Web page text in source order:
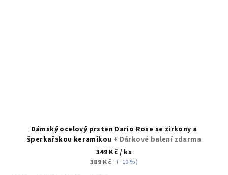
Dámský ocelový prsten Dario Rose se zirkony a
šperkařskou keramikou + Dárkové balení zdarma
349 Kč / ks
389 Kč (–10 %)